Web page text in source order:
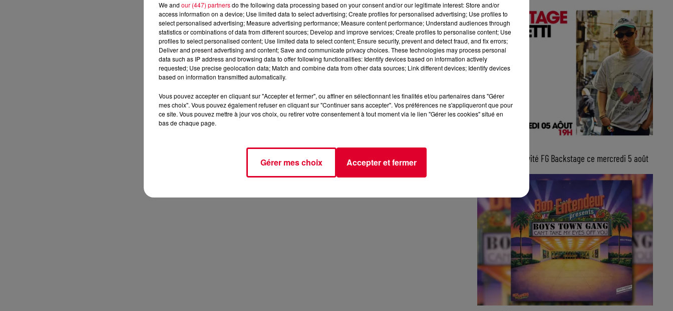
Lucas Sketti, invité FG Backstage ce mercredi 5 août
We and our (447) partnersdo the following data processing based on your consent and/or our legitimate interest: Store and/or
access information on a device; Use limited data to select advertising; Create profiles for personalised advertising; Use profiles to
select personalised advertising; Measure advertising performance; Measure content performance; Understand audiences through
statistics or combinations of data from different sources; Develop and improve services; Create profiles to personalise content; Use
profiles to select personalised content; Use limited data to select content; Ensure security, prevent and detect fraud, and fix errors;
Deliver and present advertising and content; Save and communicate privacy choices. These technologies may process personal
data such as IP address and browsing data to offer following functionalities: Identify devices based on information actively
requested; Use precise geolocation data; Match and combine data from other data sources; Link different devices; Identify devices
based on information transmitted automatically.
Vous pouvez accepter en cliquant sur "Accepter et fermer", ou affiner en sélectionnant les finalités et/ou partenaires dans "Gérer
mes choix". Vous pouvez également refuser en cliquant sur "Continuer sans accepter". Vos préférences ne s'appliqueront que pour
ce site. Vous pouvez mettre à jour vos choix, ou retirer votre consentement à tout moment via le lien "Gérer les cookies" situé en
bas de chaque page.
Gérer mes choix Accepter et fermer